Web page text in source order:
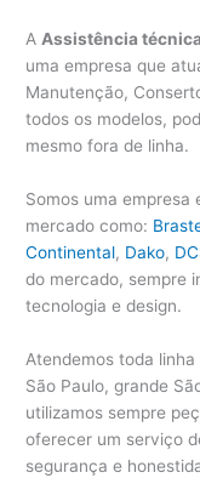
AAssistência
uma empresa que
Manutenção,
todos os modelos,
mesmo fora de linha.
Somos uma empresa
mercado como:
Continental, Dako,
do mercado, sempre
tecnologia e design.
Atendemos toda
São Paulo, grande
utilizamos sempre
oferecer um serviço
segurança e